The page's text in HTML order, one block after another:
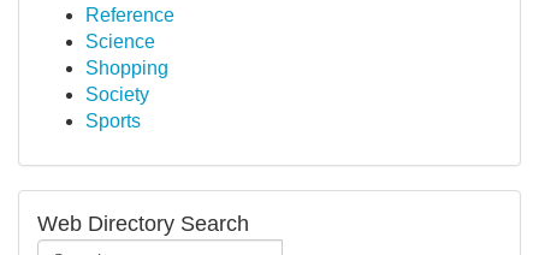
Reference
Science
Shopping
Society
Sports
Web Directory Search